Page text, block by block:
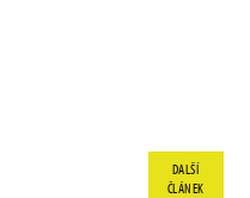
DALŠÍ
ČLÁNEK